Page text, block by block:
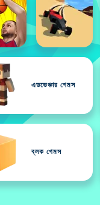
এডভেঞ্চার গেমস
ব্লক গেমস